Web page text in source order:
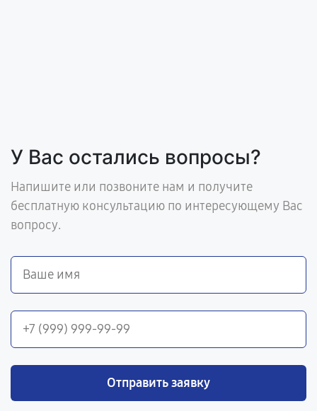
У Вас остались вопросы?
Напишите или позвоните нам и получите
бесплатную консультацию по интересующему Вас
вопросу.
Отправить заявку